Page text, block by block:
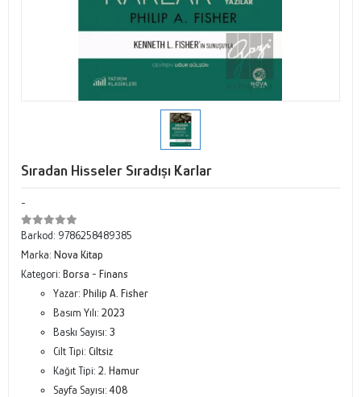
Sıradan Hisseler Sıradışı Karlar
-
Barkod: 9786258489385
Marka: Nova Kitap
Kategori: Borsa - Finans
Yazar: Philip A. Fisher
Basım Yılı: 2023
Baskı Sayısı: 3
Cilt Tipi: Ciltsiz
Kağıt Tipi: 2. Hamur
Sayfa Sayısı:408